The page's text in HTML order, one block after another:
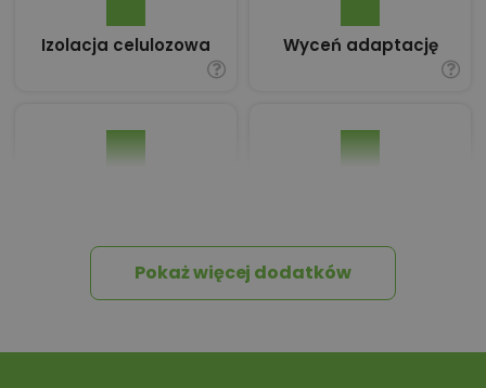
Izolacja celulozowa Wyceń adaptację
Tablica informacyjna
Przydomowa
Pokaż więcej dodatków